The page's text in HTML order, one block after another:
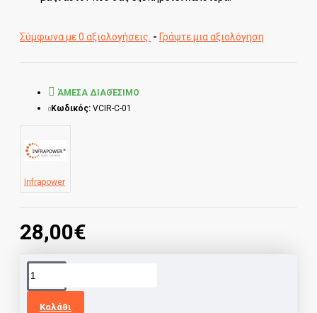
Σύμφωνα με 0 αξιολογήσεις. - Γράψτε μια αξιολόγηση
28,00€
ΆΜΕΣΑ ΔΙΑΘΈΣΙΜΟ
Κωδικός: VCIR-C-01
Infrapower
Καλάθι